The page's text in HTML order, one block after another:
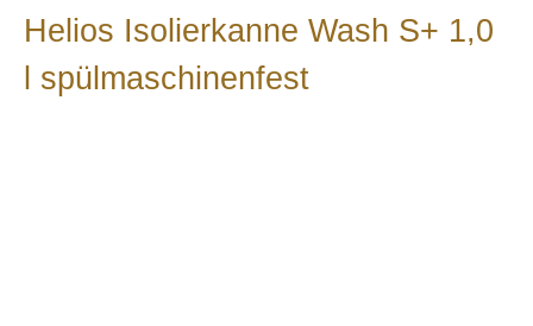
Helios Isolierkanne Wash S+ 1,0
l spülmaschinenfest